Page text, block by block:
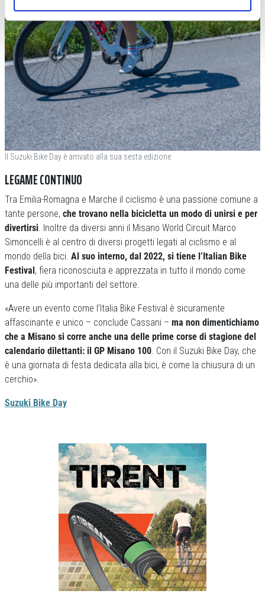
Il Suzuki Bike Day è arrivato alla sua sesta edizione
LEGAME CONTINUO
Tra Emilia-Romagna e Marche il ciclismo è una passione comune a
tante persone, che trovano nella bicicletta un modo di unirsi e per
divertirsi . Inoltre da diversi anni il Misano World Circuit Marco
Simoncelli è al centro di diversi progetti legati al ciclismo e al
mondo della bici. Al suo interno, dal 2022, si tiene l’Italian Bike
Festival, fiera riconosciuta e apprezzata in tutto il mondo come
una delle più importanti del settore.
«Avere un evento come l’Italia Bike Festival è sicuramente
affascinante e unico – conclude Cassani – ma non dimentichiamo
che a Misano si corre anche una delle prime corse di stagione del
calendario dilettanti: il GP Misano 100 . Con il Suzuki Bike Day, che
è una giornata di festa dedicata alla bici, è come la chiusura di un
cerchio».
Suzuki Bike Day
Previous